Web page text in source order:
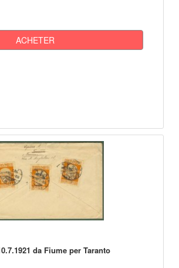
ACHETER
da Fiume per Taranto